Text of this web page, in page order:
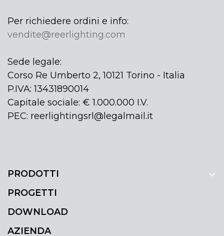
Per richiedere ordini e info:
vendite@reerlighting.com
Sede legale:
Corso Re Umberto 2, 10121 Torino - Italia
P.IVA: 13431890014
Capitale sociale: € 1.000.000 I.V.
PEC: reerlightingsrl@legalmail.it
PRODOTTI
PROGETTI
DOWNLOAD
AZIENDA